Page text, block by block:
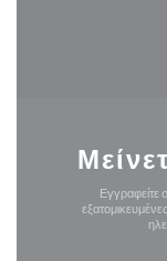
Εγγραφείτε